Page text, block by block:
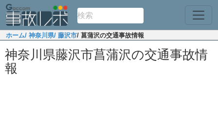
ホーム/ 神奈川県/ 藤沢市/ 菖蒲沢の交通事故情報
神奈川県藤沢市菖蒲沢の交通事故情
報